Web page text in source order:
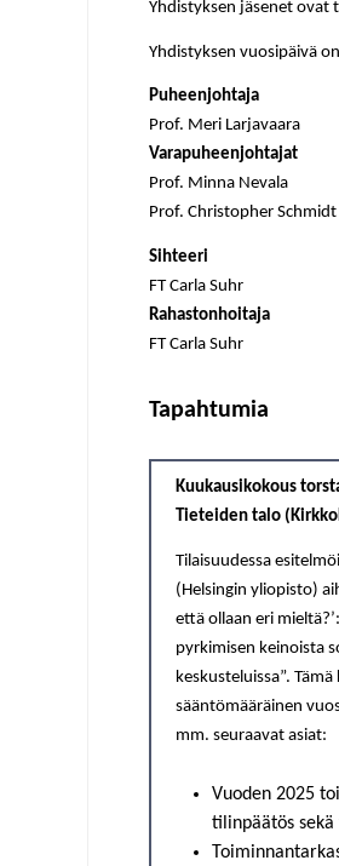
Yhdistyksen jäsenet ovat
Yhdistyksen vuosipäivä
Puheenjohtaja
Prof. Meri Larjavaara
Varapuheenjohtajat
Prof. Minna Nevala
Prof. Christopher Schmidt
Sihteeri
FT Carla Suhr
Rahastonhoitaja
FT Carla Suhr
Tapahtumia
Kuukausikokous
Tieteiden talo
Tilaisuudessa
(Helsingin yliopisto)
että ollaan eri
pyrkimisen keinoista
keskusteluissa”.
sääntömääräinen
mm. seuraavat asiat:
Vuoden 2025
tilinpäätös